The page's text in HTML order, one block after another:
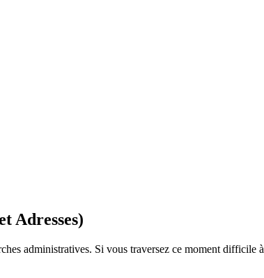
Adresses)
administratives. Si vous traversez ce moment difficile à